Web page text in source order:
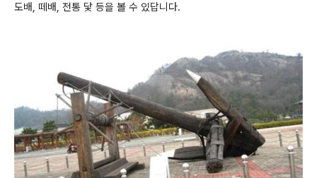
도배, 떼배, 전통 닻 등을 볼 수 있답니다.